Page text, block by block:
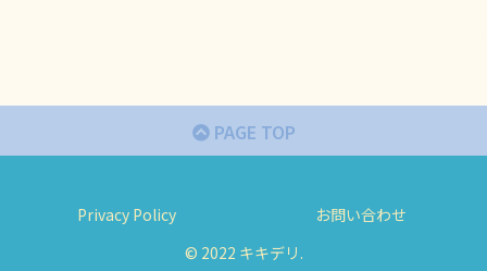
PAGE TOP
Privacy Policy
お問い合わせ
© 2022 キキデリ.